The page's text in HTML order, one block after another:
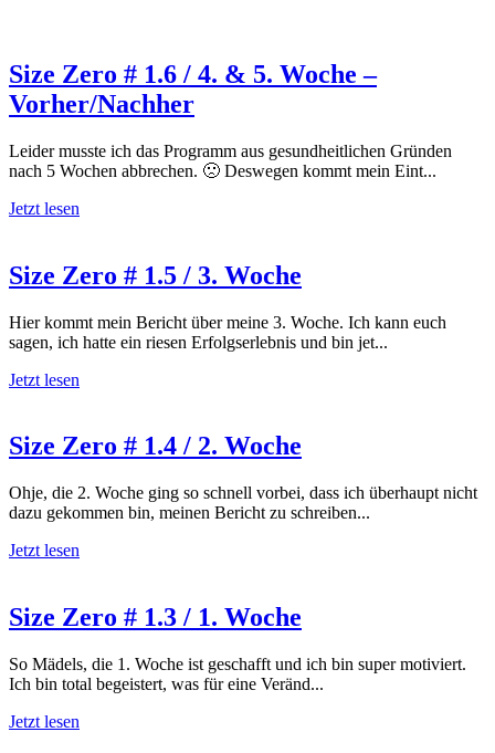
Size Zero # 1.6 / 4. & 5. Woche –
Vorher/Nachher
Leider musste ich das Programm aus gesundheitlichen Gründen
nach 5 Wochen abbrechen. 🙁 Deswegen kommt mein Eint...
Jetzt lesen
Size Zero # 1.5 / 3. Woche
Hier kommt mein Bericht über meine 3. Woche. Ich kann euch
sagen, ich hatte ein riesen Erfolgserlebnis und bin jet...
Jetzt lesen
Size Zero # 1.4 / 2. Woche
Ohje, die 2. Woche ging so schnell vorbei, dass ich überhaupt nicht
dazu gekommen bin, meinen Bericht zu schreiben...
Jetzt lesen
Size Zero # 1.3 / 1. Woche
So Mädels, die 1. Woche ist geschafft und ich bin super motiviert.
Ich bin total begeistert, was für eine Veränd...
Jetzt lesen